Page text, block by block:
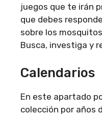
juegos que te irán
que debes
sobre los
Busca, investiga y
Calendarios
En este apartado
colección por años